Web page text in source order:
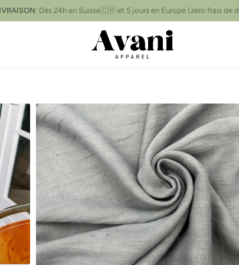
Livraison gratuitepour les commandes de plus de 250 CHF📦